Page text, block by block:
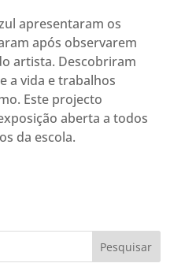
apresentaram os
após observarem
artista. Descobriram
a vida e trabalhos
Este projecto
aberta a todos
da escola.